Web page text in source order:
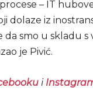
– IT
dolaze iz
da smo u skladu s
je Pivić.
i